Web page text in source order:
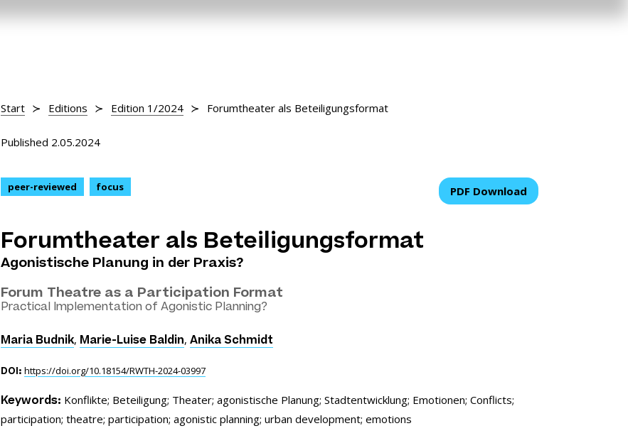
Start Editions Edition 1/2024 Forumtheater als Beteiligungsformat
Published 2.05.2024
peer-reviewed focus PDF Download
Forumtheater als Beteiligungsformat
Agonistische Planung in der Praxis?
Forum Theatre as a Participation Format
Practical Implementation of Agonistic Planning?
Maria Budnik, Marie-Luise Baldin, Anika Schmidt
DOI: https://doi.org/10.18154/RWTH-2024-03997
Keywords: Konflikte; Beteiligung; Theater; agonistische Planung; Stadtentwicklung; Emotionen; Conflicts;
participation; theatre; participation; agonistic planning; urban development; emotions